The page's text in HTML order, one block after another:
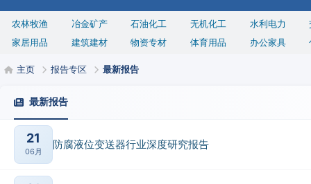
农林牧渔 冶金矿产 石油化工 无机化工 水利电力
家居用品
建筑建材 物资专材 体育用品 办公家具
主页 报告专区 最新报告
最新报告
21
06月
防腐液位变送器行业深度研究报告